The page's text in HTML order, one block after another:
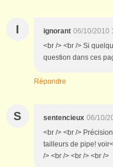
I ignorant 06/10/2010
<br /> <br /> Si
question dans ces
Répondre
S sentencieux 06/10/
<br /> <br />
tailleurs de pipe!
/> <br /> <br /> <br />